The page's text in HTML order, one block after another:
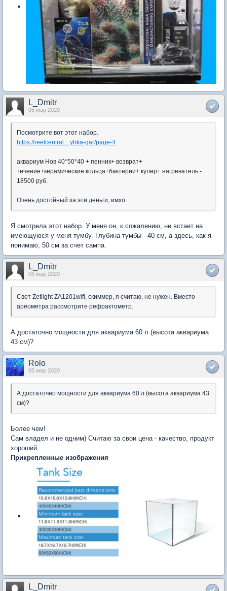
L_Dmitr
05 мар 2020
Посмотрите вот этот набор.
https://reefcentral....ybka-gar/page-4
аквариум Нов 40*50*40 + пенник+ возврат+
течение+керамические кольца+бактерии+ кулер+ нагреватель -
18500 руб.
Очень достойный за эти деньги, имхо
Я смотрела этот набор. У меня он, к сожалению, не встает на
имеющуюся у меня тумбу. Глубина тумбы - 40 см, а здесь, как я
понимаю, 50 см за счет сампа.
L_Dmitr
05 мар 2020
Свет Zetlight ZA1201wifi, скиммер, я считаю, не нужен. Вместо
ареометра рассмотрите рефрактометр.
А достаточно мощности для аквариума 60 л (высота аквариума
43 см)?
Rolo
05 мар 2020
А достаточно мощности для аквариума 60 л (высота аквариума 43
см)?
Более чем!
Сам владел и не одним) Считаю за свои цена - качество, продукт
хороший.
Прикрепленные изображения
L_Dmitr